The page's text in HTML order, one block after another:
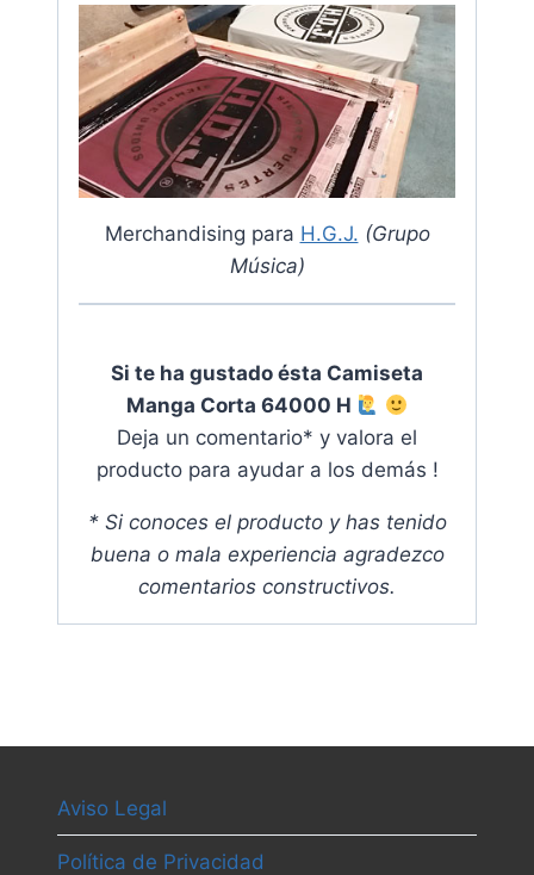
Merchandising para H.G.J. (Grupo
Música)
Si te ha gustado ésta Camiseta
Manga Corta 64000 H
Deja un comentario* y valora el
producto para ayudar a los demás !
* Si conoces el producto y has tenido
buena o mala experiencia agradezco
comentarios constructivos.
Aviso Legal
Política de Privacidad